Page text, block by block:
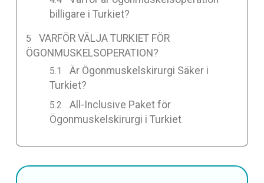
billigare i Turkiet?
VARFÖR VÄLJA TURKIET FÖR
ÖGONMUSKELSOPERATION?
Är Ögonmuskelskirurgi Säker i
Turkiet?
All-Inclusive Paket för
Ögonmuskelskirurgi i Turkiet